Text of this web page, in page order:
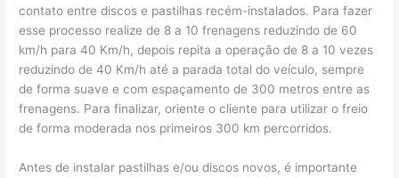
contato entre discos e pastilhas recém-instalados. Para fazer
esse processo realize de 8 a 10 frenagens reduzindo de 60
km/h para 40 Km/h, depois repita a operação de 8 a 10 vezes
reduzindo de 40 Km/h até a parada total do veículo, sempre
de forma suave e com espaçamento de 300 metros entre as
frenagens. Para finalizar, oriente o cliente para utilizar o freio
de forma moderada nos primeiros 300 km percorridos.
Antes de instalar pastilhas e/ou discos novos, é importante